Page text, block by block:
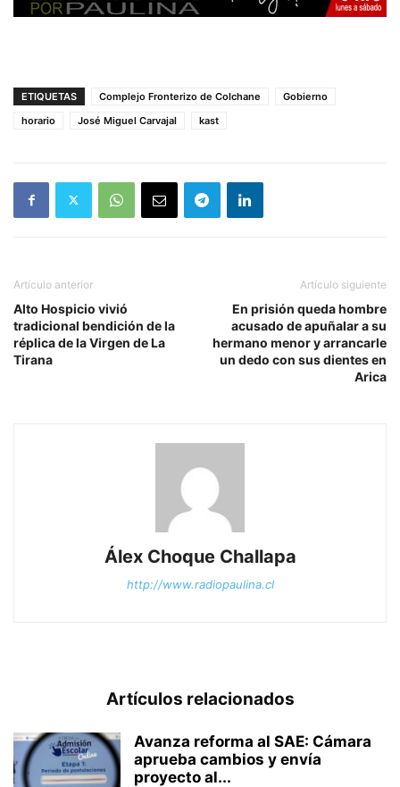
ETIQUETAS Complejo Fronterizo de Colchane
Gobierno
horario
José Miguel Carvajal kast
Artículo anterior
Alto Hospicio vivió
tradicional bendición de la
réplica de la Virgen de La
Tirana
Artículo siguiente
En prisión queda hombre
acusado de apuñalar a su
hermano menor y arrancarle
un dedo con sus dientes en
Arica
Álex Choque Challapa
http://www.radiopaulina.cl
Artículos relacionados
Avanza reforma al SAE: Cámara
aprueba cambios y envía
proyecto al...